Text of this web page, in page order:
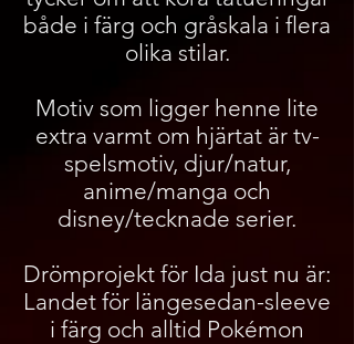
både i färg och gråskala i flera
olika stilar.
Motiv som ligger henne lite
extra varmt om hjärtat är tv-
spelsmotiv, djur/natur,
anime/manga och
disney/tecknade serier.
Drömprojekt för Ida just nu är:
Landet för längesedan-sleeve
i färg och alltid Pokémon